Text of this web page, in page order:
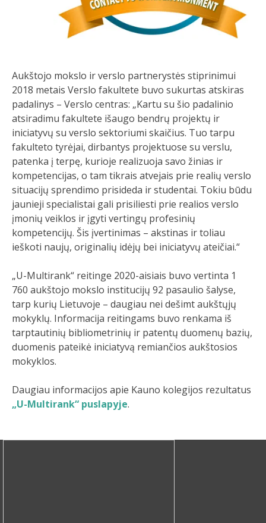
Aukštojo mokslo ir verslo partnerystės stiprinimui
2018 metais Verslo fakultete buvo sukurtas atskiras
padalinys – Verslo centras: „Kartu su šio padalinio
atsiradimu fakultete išaugo bendrų projektų ir
iniciatyvų su verslo sektoriumi skaičius. Tuo tarpu
fakulteto tyrėjai, dirbantys projektuose su verslu,
patenka į terpę, kurioje realizuoja savo žinias ir
kompetencijas, o tam tikrais atvejais prie realių verslo
situacijų sprendimo prisideda ir studentai. Tokiu būdu
jaunieji specialistai gali prisiliesti prie realios verslo
įmonių veiklos ir įgyti vertingų profesinių
kompetencijų. Šis įvertinimas – akstinas ir toliau
ieškoti naujų, originalių idėjų bei iniciatyvų ateičiai.“
„U-Multirank“ reitinge 2020-aisiais buvo vertinta 1
760 aukštojo mokslo institucijų 92 pasaulio šalyse,
tarp kurių Lietuvoje – daugiau nei dešimt aukštųjų
mokyklų. Informacija reitingams buvo renkama iš
tarptautinių bibliometrinių ir patentų duomenų bazių,
duomenis pateikė iniciatyvą remiančios aukštosios
mokyklos.
Daugiau informacijos apie Kauno kolegijos rezultatus
„U-Multirank“ puslapyje.